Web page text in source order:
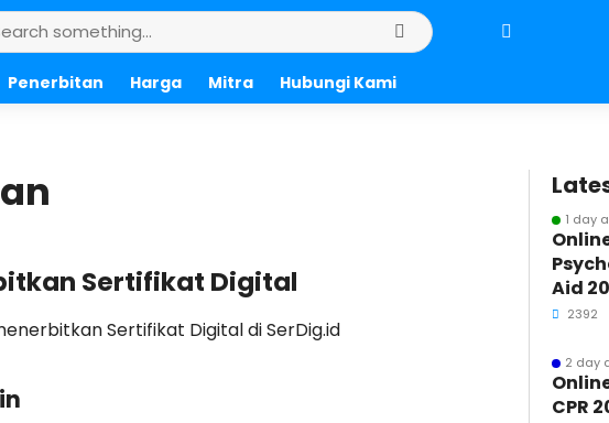
Penerbitan Harga Mitra Hubungi Kami
Sertifikat Digital
Sertifikat Digital di SerDig.id
1 day
Aid
2392
2 day
CPR